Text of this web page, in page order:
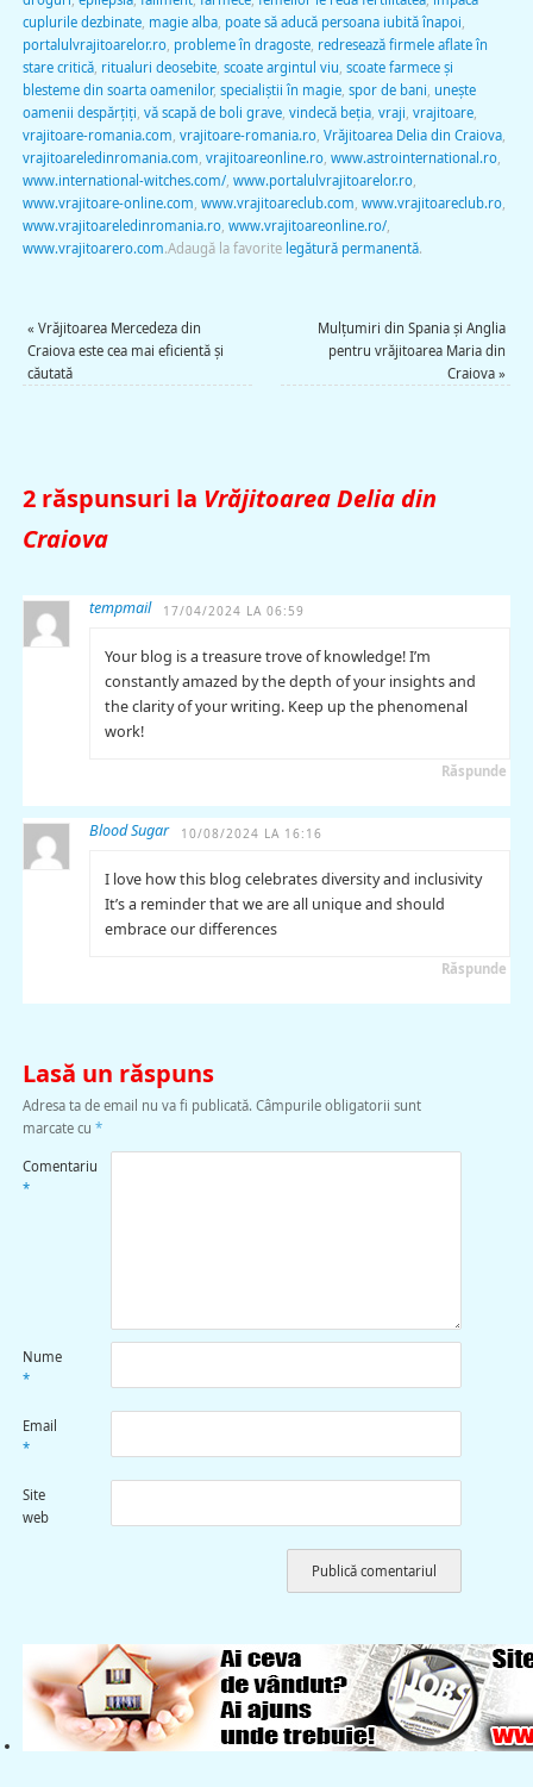
cuplurile dezbinate, magie alba, poate să aducă persoana iubită înapoi
portalulvrajitoarelor.ro, probleme în dragoste, redresează firmele aflate în
stare critică, ritualuri deosebite, scoate argintul viu scoate farmece şi
blesteme din soarta oamenilor, specialiştii în magie, spor de bani uneşte
oamenii despărţiţi vă scapă de boli grave, vindecă beţia, vraji vrajitoare,
vrajitoare-romania.com vrajitoare-romania.ro, Vrăjitoarea Delia din Craiova,
vrajitoareledinromania.com vrajitoareonline.ro, www.astrointernational.ro,
www.international-witches.com/, www.portalulvrajitoarelor.ro,
www.vrajitoare-online.com www.vrajitoareclub.com www.vrajitoareclub.ro,
www.vrajitoareledinromania.ro, www.vrajitoareonline.ro/,
www.vrajitoarero.com.Adaugă la favorite legătură permanentă.
« Vrăjitoarea Mercedeza din
Craiova este cea mai eficientă şi
căutată
Mulţumiri din Spania şi Anglia
pentru vrăjitoarea Maria din
Craiova»
2 răspunsuri la Vrăjitoarea Delia din
Craiova
tempmail 17/04/2024 LA 06:59
Your blog is a treasure trove of knowledge! I’m
constantly amazed by the depth of your insights and
the clarity of your writing. Keep up the phenomenal
work!
Răspunde
Blood Sugar 10/08/2024 LA 16:16
I love how this blog celebrates diversity and inclusivity
It’s a reminder that we are all unique and should
embrace our differences
Răspunde
Lasă un răspuns
Adresa ta de email nu va fi publicată. Câmpurile obligatorii sunt
marcate cu *
Comentariu
*
Nume
*
Email
*
Site
web